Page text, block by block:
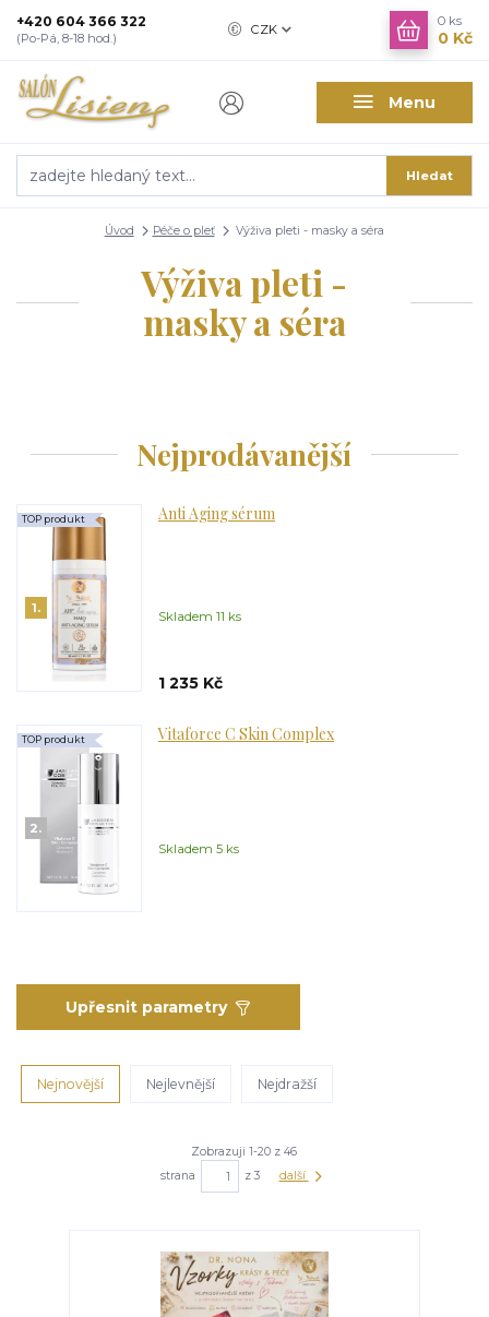
Menu
CZK
Hledat
+420 604 366 322
(Po-Pá, 8-18 hod.)
0 ks
0 Kč
Úvod Péče o pleť Výživa pleti - masky a séra
Výživa pleti -
masky a séra
Nejprodávanější
1.
Anti Aging sérum
Skladem 11 ks
TOP produkt
1 235 Kč
2.
Vitaforce C Skin Complex
Skladem 5 ks
TOP produkt
Upřesnit parametry
Nejnovější Nejlevnější Nejdražší
Zobrazuji 1-20 z 46
strana
z 3 další